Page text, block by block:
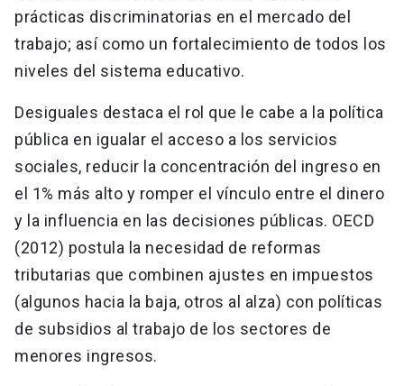
prácticas discriminatorias en el mercado del
trabajo; así como un fortalecimiento de todos los
niveles del sistema educativo.
Desiguales destaca el rol que le cabe a la política
pública en igualar el acceso a los servicios
sociales, reducir la concentración del ingreso en
el 1% más alto y romper el vínculo entre el dinero
y la influencia en las decisiones públicas. OECD
(2012) postula la necesidad de reformas
tributarias que combinen ajustes en impuestos
(algunos hacia la baja, otros al alza) con políticas
de subsidios al trabajo de los sectores de
menores ingresos.